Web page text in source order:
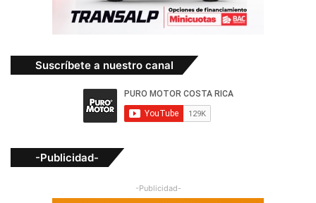
Suscríbete a nuestro canal
-Publicidad-
-Publicidad-